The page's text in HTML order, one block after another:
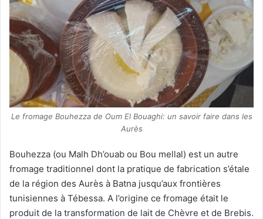
Le fromage Bouhezza de Oum El Bouaghi: un savoir faire dans les
Aurès
Bouhezza (ou Malh Dh’ouab ou Bou mellal) est un autre
fromage traditionnel dont la pratique de fabrication s’étale
de la région des Aurès à Batna jusqu’aux frontières
tunisiennes à Tébessa. A l’origine ce fromage était le
produit de la transformation de lait de Chèvre et de Brebis.